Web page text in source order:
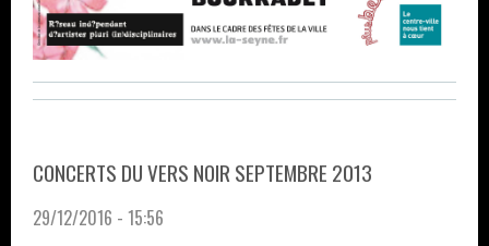
CONCERTS DU VERS NOIR SEPTEMBRE 2013
29/12/2016 - 15:56